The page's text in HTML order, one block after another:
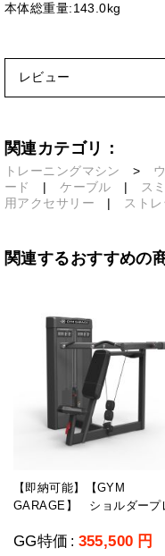
本体総重量:143.0kg
レビュー
関連カテゴリ：
トレーニングマシン >
ード
|ケーブル | ス
用アクセサリー | スト
関連するおすすめの
【即納可能】【GYM
GARAGE】 ショルダープ
ク重量109kg)
GG特価 : 355,500 円